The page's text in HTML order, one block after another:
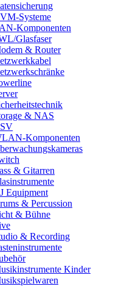
Systeme
Komponenten
Glasfaser
& Router
& NAS
Komponenten
& Gitarren
Equipment
& Percussion
& Bühne
& Recording
Kinder